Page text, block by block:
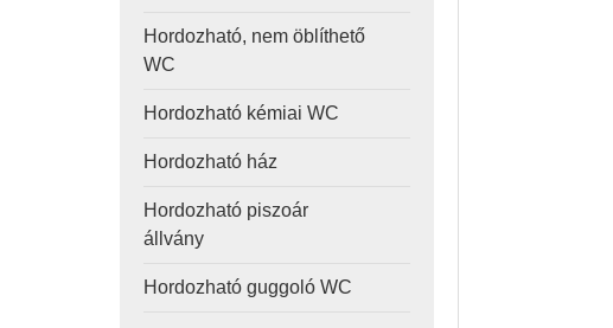
Hordozható, nem öblíthető
WC
Hordozható kémiai WC
Hordozható ház
Hordozható piszoár
állvány
Hordozható guggoló WC